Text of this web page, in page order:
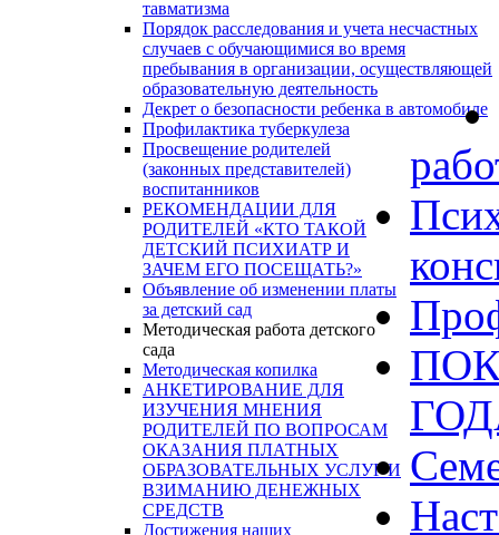
тавматизма
Порядок расследования и учета несчастных
случаев с обучающимися во время
пребывания в организации, осуществляющей
образовательную деятельность
Декрет о безопасности ребенка в автомобиле
Профилактика туберкулеза
Просвещение родителей
(законных представителей)
воспитанников
РЕКОМЕНДАЦИИ ДЛЯ
РОДИТЕЛЕЙ «КТО ТАКОЙ
ДЕТСКИЙ ПСИХИАТР И
ЗАЧЕМ ЕГО ПОСЕЩАТЬ?»
Объявление об изменении платы
за детский сад
Методическая работа детского
сада
Методическая копилка
АНКЕТИРОВАНИЕ ДЛЯ
ИЗУЧЕНИЯ МНЕНИЯ
РОДИТЕЛЕЙ ПО ВОПРОСАМ
ОКАЗАНИЯ ПЛАТНЫХ
ОБРАЗОВАТЕЛЬНЫХ УСЛУГ И
ВЗИМАНИЮ ДЕНЕЖНЫХ
СРЕДСТВ
Достижения наших